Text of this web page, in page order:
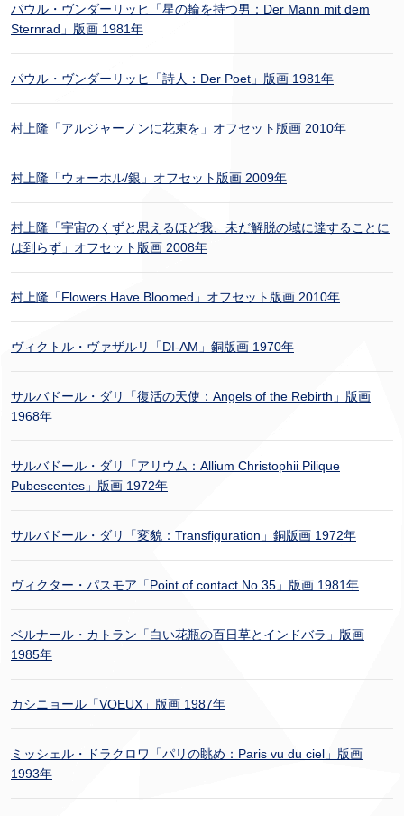
パウル・ヴンダーリッヒ「星の輪を持つ男：Der Mann mit dem
Sternrad」版画 1981年
パウル・ヴンダーリッヒ「詩人：Der Poet」版画 1981年
村上隆「アルジャーノンに花束を」オフセット版画 2010年
村上隆「ウォーホル/銀」オフセット版画 2009年
村上隆「宇宙のくずと思えるほど我、未だ解脱の域に達することに
は到らず」オフセット版画 2008年
村上隆「Flowers Have Bloomed」オフセット版画 2010年
ヴィクトル・ヴァザルリ「DI-AM」銅版画 1970年
サルバドール・ダリ「復活の天使：Angels of the Rebirth」版画
1968年
サルバドール・ダリ「アリウム：Allium Christophii Pilique
Pubescentes」版画 1972年
サルバドール・ダリ「変貌：Transfiguration」銅版画 1972年
ヴィクター・パスモア「Point of contact No.35」版画 1981年
ベルナール・カトラン「白い花瓶の百日草とインドバラ」版画
1985年
カシニョール「VOEUX」版画 1987年
ミッシェル・ドラクロワ「パリの眺め：Paris vu du ciel」版画
1993年